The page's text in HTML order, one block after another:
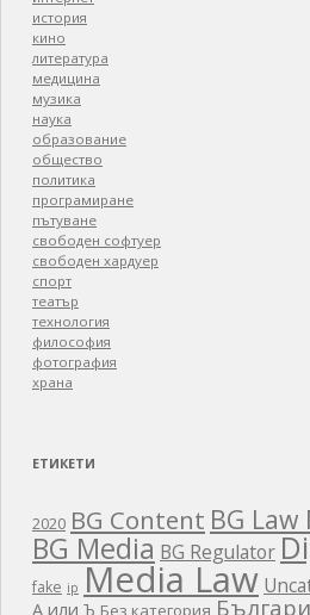
история
кино
литература
медицина
музика
наука
образование
общество
политика
програмиране
пътуване
свободен софтуер
свободен хардуер
спорт
театър
технология
философия
фотография
храна
ЕТИКЕТИ
2020 BG Content BG
BG Media BG Regulator
fake ip Media Law
А или Ъ Без категория